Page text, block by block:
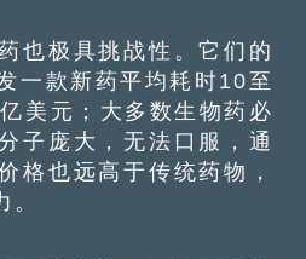
极具挑战性。它们的
一款新药平均耗时10至
美元；大多数生物药必
子庞大，无法口服，通
格也远高于传统药物，